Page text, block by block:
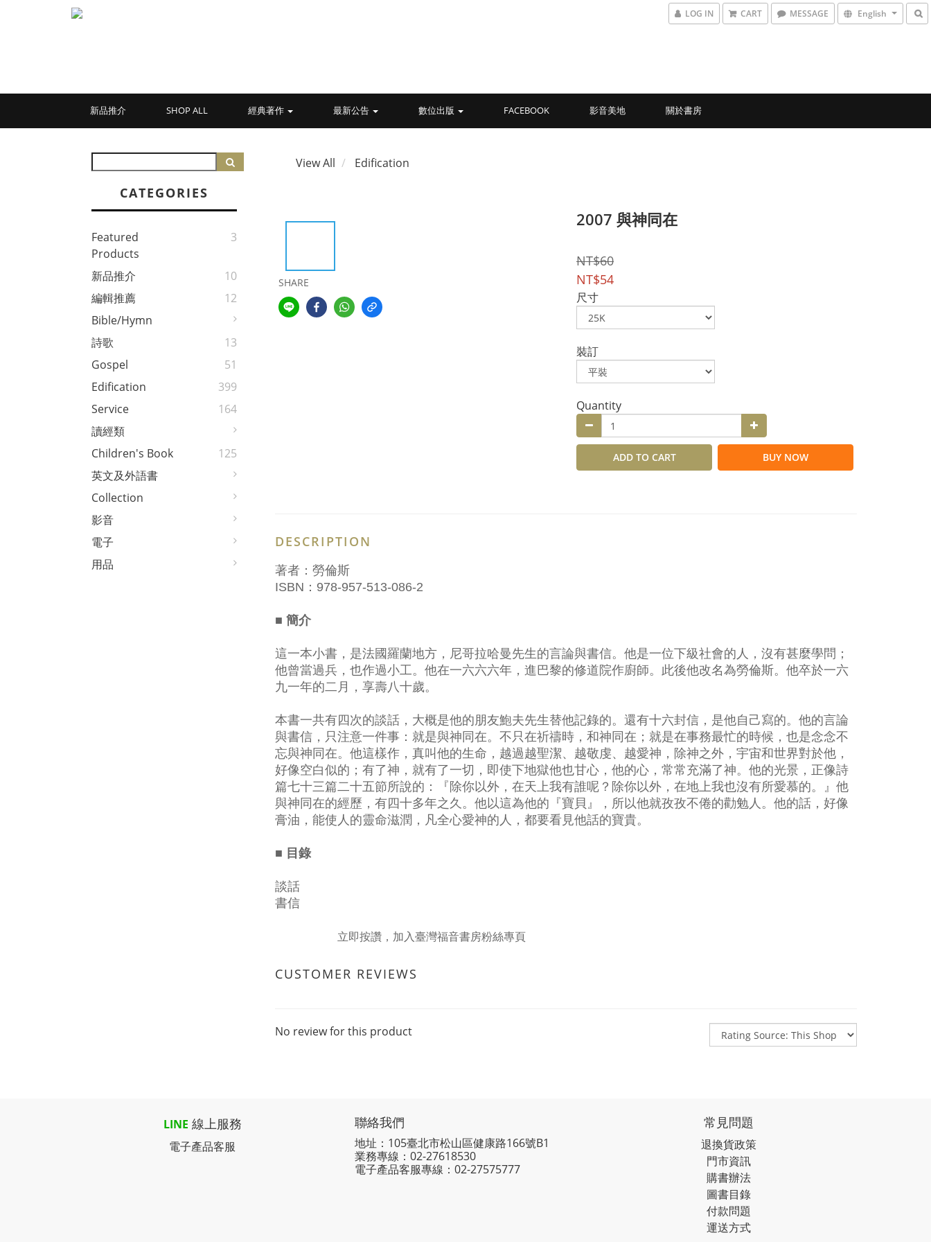
LOG IN CART MESSAGE English
新品推介 SHOP ALL 經典著作 最新公告 數位出版 FACEBOOK 影音美地 關於書房
CATEGORIES
Featured
Products
3
新品推介
10
編輯推薦
12
Bible/Hymn
詩歌
13
Gospel
51
Edification
399
Service
164
讀經類
Children's Book
125
英文及外語書
Collection
影音
電子
用品
View All Edification
SHARE
2007 與神同在
NT$60
NT$54
尺寸
裝訂
Quantity
ADD TO CART BUY NOW
DESCRIPTION
著者：勞倫斯
ISBN：978-957-513-086-2
■ 簡介
這一本小書，是法國羅蘭地方，尼哥拉哈曼先生的言論與書信。他是一位下級社會的人，沒有甚麼學問；
他曾當過兵，也作過小工。他在一六六六年，進巴黎的修道院作廚師。此後他改名為勞倫斯。他卒於一六
九一年的二月，享壽八十歲。
本書一共有四次的談話，大概是他的朋友鮑夫先生替他記錄的。還有十六封信，是他自己寫的。他的言論
與書信，只注意一件事：就是與神同在。不只在祈禱時，和神同在；就是在事務最忙的時候，也是念念不
忘與神同在。他這樣作，真叫他的生命，越過越聖潔、越敬虔、越愛神，除神之外，宇宙和世界對於他，
好像空白似的；有了神，就有了一切，即使下地獄他也甘心，他的心，常常充滿了神。他的光景，正像詩
篇七十三篇二十五節所說的：『除你以外，在天上我有誰呢？除你以外，在地上我也沒有所愛慕的。』他
與神同在的經歷，有四十多年之久。他以這為他的『寶貝』，所以他就孜孜不倦的勸勉人。他的話，好像
膏油，能使人的靈命滋潤，凡全心愛神的人，都要看見他話的寶貴。
■ 目錄
談話
書信
立即按讚，加入臺灣福音書房粉絲專頁
CUSTOMER REVIEWS
No review for this product
LINE 線上服務
電子產品客服
聯絡我們
地址：105臺北市松山區健康路166號B1
業務專線： 02-27618530
電子產品客服專線：02-27575777
常見問題
退換貨政策
門市資訊
購書辦法
圖書目錄
付款問題
運送方式